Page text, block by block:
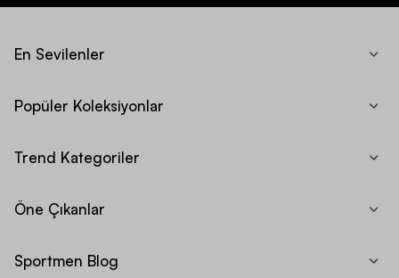
En Sevilenler
Popüler Koleksiyonlar
Trend Kategoriler
Öne Çıkanlar
Sportmen Blog